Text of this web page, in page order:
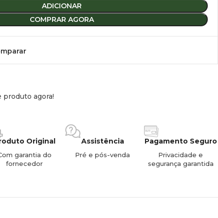
litros
× altura × profundidade):418 × 975 × 486 mm
ADICIONAR
COMPRAR AGORA
produto agora!
Original
garantia do
fornecedor
Assistência
Pré e pós-venda
Pagamento Seguro
Privacidade e
segurança garantida